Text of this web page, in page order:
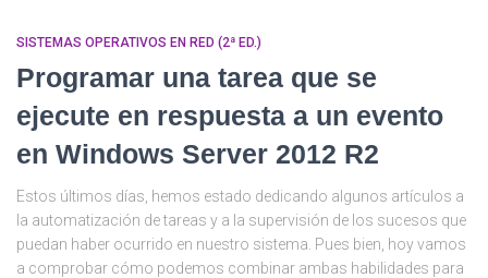
SISTEMAS OPERATIVOS EN RED (2ª ED.)
Programar una tarea que se
ejecute en respuesta a un evento
en Windows Server 2012 R2
Estos últimos días, hemos estado dedicando algunos artículos a
la automatización de tareas y a la supervisión de los sucesos que
puedan haber ocurrido en nuestro sistema. Pues bien, hoy vamos
a comprobar cómo podemos combinar ambas habilidades para